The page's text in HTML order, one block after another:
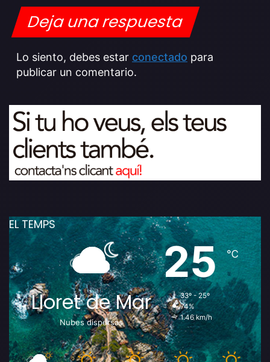
Deja una respuesta
Lo siento, debes estar conectado para
publicar un comentario.
EL TEMPS
Lloret de Mar
Nubes dispersas
25℃
33º - 25º
74%
1.46 km/h